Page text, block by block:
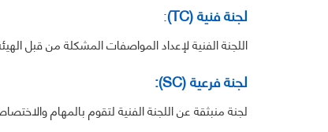
لجنة فنية (TC
)
:
اللجنة الفنية لإعداد المواصفات المشكلة من قبل
لجنة فرعية (SC
):
لجنة منبثقة عن اللجنة الفنية لتقوم بالمهام